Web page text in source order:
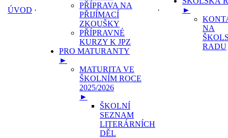
ÚVOD ·
PŘÍPRAVA NA
PŘIJÍMACÍ
ZKOUŠKY
PŘÍPRAVNÉ
KURZY K JPZ
PRO MATURANTY
►
MATURITA VE
ŠKOLNÍM ROCE
2025/2026
►
ŠKOLNÍ
SEZNAM
LITERÁRNÍCH
DĚL
·
►
NA
RADU